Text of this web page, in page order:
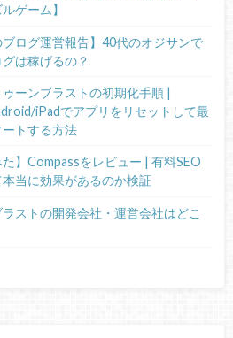
ゲーム】
ブログ運営報告】40代のオジサンで
は稼げるの？
ゥーンブラストの初期化手順 |
iPadでアプリをリセットして最
トする方法
た】Compassをレビュー | 有料SEO
当に効果があるのか検証
ラストの開発会社・運営会社はどこ